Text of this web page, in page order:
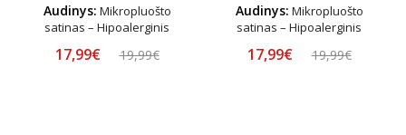
Audinys: Mikropluošto
satinas – Hipoalerginis
17,99€ 19,99€
Audinys: Mikropluošto
satinas – Hipoalerginis
17,99€ 19,99€